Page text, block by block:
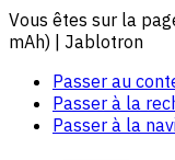
Vous êtes sur la
mAh) | Jablotron
Passer au
Passer à la
Passer à la